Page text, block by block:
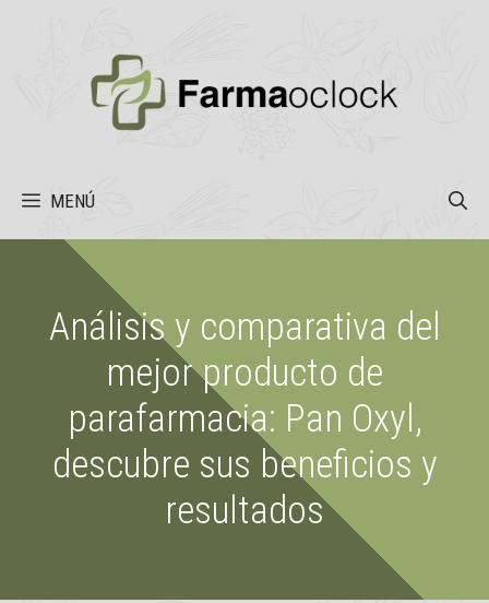
MENÚ
Análisis y comparativa del
mejor producto de
parafarmacia: Pan Oxyl,
descubre sus beneficios y
resultados